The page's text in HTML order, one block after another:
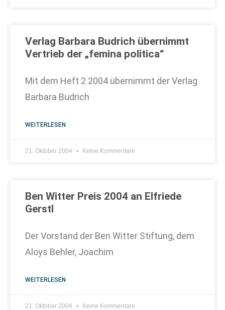
Verlag Barbara Budrich übernimmt
Vertrieb der „femina politica“
Mit dem Heft 2 2004 übernimmt der Verlag
Barbara Budrich
WEITERLESEN
21. Oktober 2004 Keine Kommentare
Ben Witter Preis 2004 an Elfriede
Gerstl
Der Vorstand der Ben Witter Stiftung, dem
Aloys Behler, Joachim
WEITERLESEN
21. Oktober 2004 Keine Kommentare